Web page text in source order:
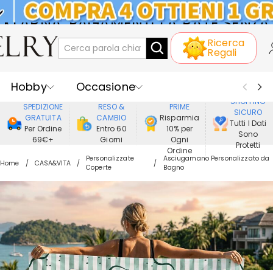
KLARNA: PAGAMENTO A RATE SENZA
INTERESSI
Ricerca
Regali
Hobby
Occasione
Ricevente
Best Seller
Nuovi
Gioielli
Casa&Vita
Abbigliamento
SPEDIZIONE
GRATUITA
Per Ordine
69€+
RESO &
CAMBIO
Entro 60
Giorni
PRIME
Risparmia
10% per
Ogni
Ordine
SHOPPING
SICURO
Tutti I Dati
Sono
Protetti
Home CASA&VITA
Personalizzate
Coperte
Asciugamano Personalizzato da
Bagno